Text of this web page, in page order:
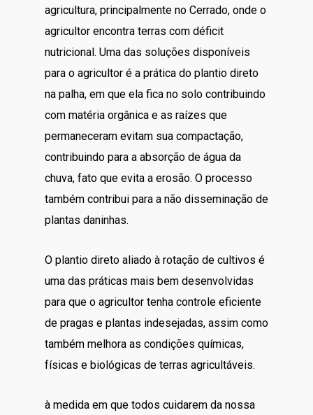
agricultura, principalmente no Cerrado, onde o
agricultor encontra terras com déficit
nutricional. Uma das soluções disponíveis
para o agricultor é a prática do plantio direto
na palha, em que ela fica no solo contribuindo
com matéria orgânica e as raízes que
permaneceram evitam sua compactação,
contribuindo para a absorção de água da
chuva, fato que evita a erosão. O processo
também contribui para a não disseminação de
plantas daninhas.
O plantio direto aliado à rotação de cultivos é
uma das práticas mais bem desenvolvidas
para que o agricultor tenha controle eficiente
de pragas e plantas indesejadas, assim como
também melhora as condições químicas,
físicas e biológicas de terras agricultáveis.
à medida em que todos cuidarem da nossa